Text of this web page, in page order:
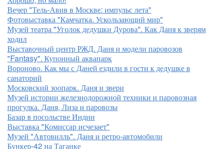
Вечер "Тель-Авив в Москве: импульс лета"
Фотовыставка "Камчатка. Ускользающий мир"
Музей театра "Уголок дедушки Дурова". Как Даня к зверям
ходил
Выставочный центр РЖД. Даня и модели паровозов
"Fantasy". Купонный аквапарк
Вороново. Как мы с Даней ездили в гости к дедушке в
санаторий
Московский зоопарк. Даня и звери
Музей истории железнодорожной техники и паровозная
прогулка. Даня, Лиза и паровозы
Базар в посольстве Индии
Выставка "Комиссар исчезает"
Музей "Автовилль". Даня и ретро-автомобили
Бункер-42 на Таганке